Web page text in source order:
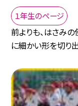
１年生のページ
前よりも、はさみ
に細かい形を切り